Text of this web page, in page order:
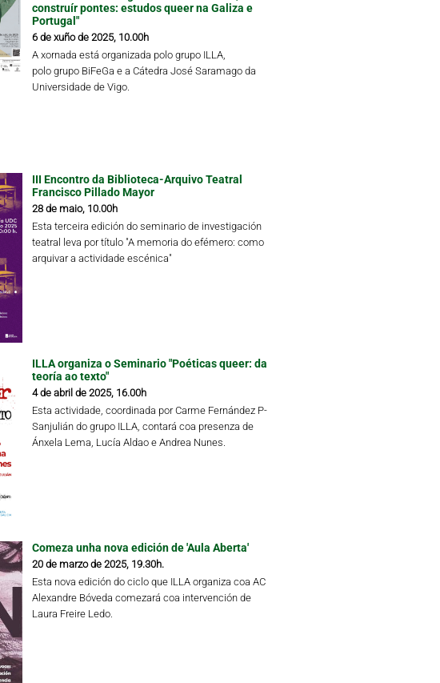
construír pontes: estudos queer na Galiza e
Portugal"
6 de xuño de 2025, 10.00h
A xornada está organizada polo grupo ILLA,
polo grupo BiFeGa e a Cátedra José Saramago da
Universidade de Vigo.
III Encontro da Biblioteca-Arquivo Teatral
Francisco Pillado Mayor
28 de maio, 10.00h
Esta terceira edición do seminario de investigación
teatral leva por título "A memoria do efémero: como
arquivar a actividade escénica"
ILLA organiza o Seminario "Poéticas queer: da
teoría ao texto"
4 de abril de 2025, 16.00h
Esta actividade, coordinada por Carme Fernández P-
Sanjulián do grupo ILLA, contará coa presenza de
Ánxela Lema, Lucía Aldao e Andrea Nunes.
Comeza unha nova edición de 'Aula Aberta'
20 de marzo de 2025, 19.30h.
Esta nova edición do ciclo que ILLA organiza coa AC
Alexandre Bóveda comezará coa intervención de
Laura Freire Ledo.